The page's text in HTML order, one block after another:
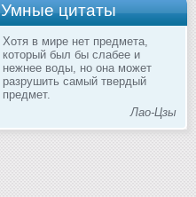
Умные цитаты
Хотя в мире нет предмета,
который был бы слабее и
нежнее воды, но она может
разрушить самый твердый
предмет.
Лао-Цзы